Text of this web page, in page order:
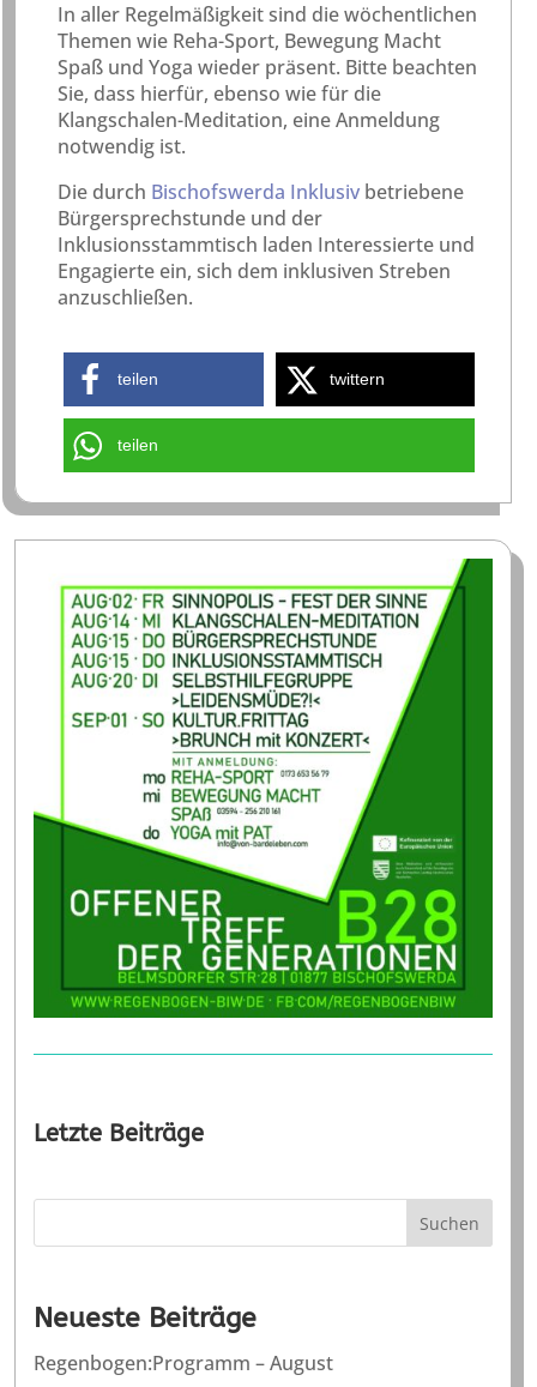
In aller Regelmäßigkeit sind die wöchentlichen
Themen wie Reha-Sport, Bewegung Macht
Spaß und Yoga wieder präsent. Bitte beachten
Sie, dass hierfür, ebenso wie für die
Klangschalen-Meditation, eine Anmeldung
notwendig ist.
Die durch Bischofswerda Inklusiv betriebene
Bürgersprechstunde und der
Inklusionsstammtisch laden Interessierte und
Engagierte ein, sich dem inklusiven Streben
anzuschließen.
teilen twittern
teilen
Letzte Beiträge
Suchen
Neueste Beiträge
Regenbogen:Programm – August